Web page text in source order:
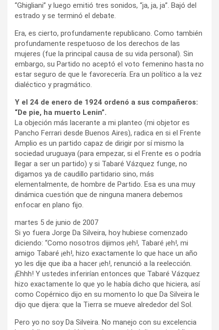
“Ghigliani” y luego emitió tres sonidos, “ja, ja, ja”. Bajó del
estrado y se terminó el debate.
Era, es cierto, profundamente republicano. Como también
profundamente respetuoso de los derechos de las
mujeres (fue la principal causa de su vida personal). Sin
embargo, su Partido no aceptó el voto femenino hasta no
estar seguro de que le favorecería. Era un político a la vez
dialéctico y pragmático.
Y el 24 de enero de 1924 ordenó a sus compañeros:
“De pie, ha muerto Lenin”.
La objeción más lacerante a mi planteo (mi objetor es
Pancho Ferrari desde Buenos Aires), radica en si el Frente
Amplio es un partido capaz de dirigir por sí mismo la
sociedad uruguaya (para empezar, si el Frente es o podría
llegar a ser un partido) y si Tabaré Vázquez funge, no
digamos ya de caudillo partidario sino, más
elementalmente, de hombre de Partido. Esa es una muy
dinámica cuestión que de ninguna manera debemos
enfocar en plano fijo.
martes 5 de junio de 2007
Si yo fuera Jorge Da Silveira, hoy hubiese comenzado
diciendo: “Como nosotros dijimos ¡eh!, Tabaré ¡eh!, mi
amigo Tabaré ¡eh!, hizo exactamente lo que hace un año
yo les dije que iba a hacer ¡eh!, renunció a la reelección.
¡Ehhh! Y ustedes inferirían entonces que Tabaré Vázquez
hizo exactamente lo que yo le había dicho que hiciera, así
como Copérnico dijo en su momento lo que Da Silveira le
dijo que dijera: que la Tierra se mueve alrededor del Sol.
Pero yo no soy Da Silveira. No manejo con su excelencia